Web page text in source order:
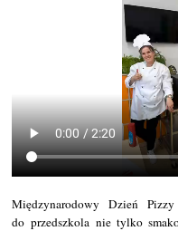
Międzynarodowy Dzień
do przedszkola nie tylko